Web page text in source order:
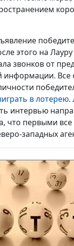
этого на
звонков от
информации.
в лотерею.
интервью
что первыми все
западных